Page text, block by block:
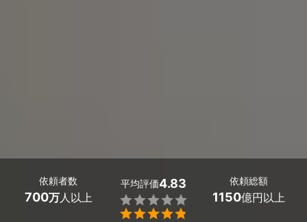
依頼者数
700万人以上
平均評価4.83


依頼総額
1150億円以上